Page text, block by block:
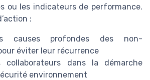
ou les indicateurs de performance.
:
causes profondes des non-
éviter leur récurrence
collaborateurs dans la démarche
environnement